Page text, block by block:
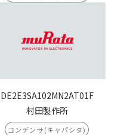
DE2E3SA102MN2AT01F
村田製作所
コンデンサ(キャパシタ)